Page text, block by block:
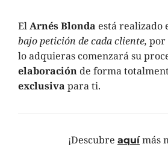
ElArnés Blonda está realizado
bajo petición de cada cliente, por
lo adquieras comenzará su
elaboraciónde forma
exclusiva para ti.
¡Descubre aquímás